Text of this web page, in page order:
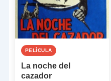
PELÍCULA
La noche del
cazador